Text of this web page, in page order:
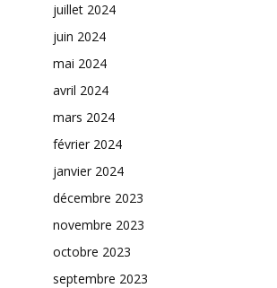
juillet 2024
juin 2024
mai 2024
avril 2024
mars 2024
février 2024
janvier 2024
décembre 2023
novembre 2023
octobre 2023
septembre 2023